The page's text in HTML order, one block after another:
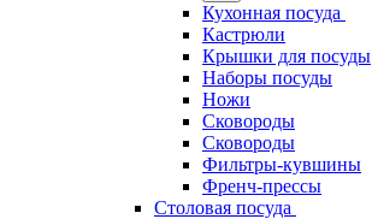
Кухонная посуда
Кастрюли
Крышки для посуды
Наборы посуды
Ножи
Сковороды
Сковороды
Фильтры-кувшины
Френч-прессы
Столовая посуда